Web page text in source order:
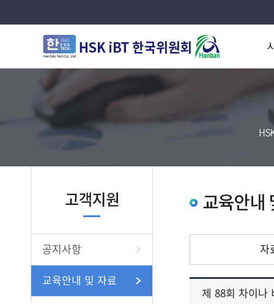
공지사항
교육안내 및 자료
자
제 88회 차이나